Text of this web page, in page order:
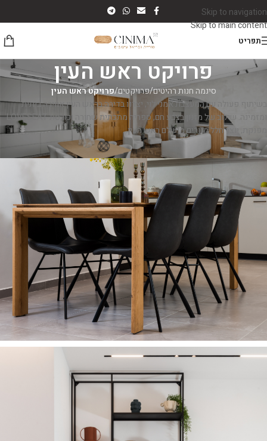
Skip to navigation
Skip to main content
תפריט
פרויקט ראש העין
סינמה חנות רהיטים/פרויקטים/פרויקט ראש העין
בשיתוף פעולה עם המעצבת אמני לוי, יצרנו בדירה בראש העין אווירה ביתית
ומזמינה. שילוב של מזנון בצבע חם, ספריה מתכתית שחורה וכורסת LOVESEAT
מפנקת, יוצר חלל מגורים מושלם ראש העין.